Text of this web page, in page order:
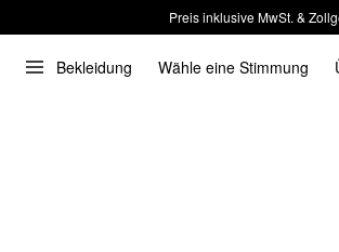
Preis inklusive MwSt. &
Bekleidung Wähle eine Stimmung